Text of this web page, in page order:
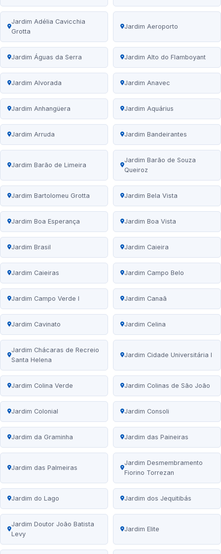
Jardim Adélia Cavicchia
Grotta
Jardim Aeroporto
Jardim Águas da Serra Jardim Alto do Flamboyant
Jardim Alvorada Jardim Anavec
Jardim Anhangüera Jardim Aquárius
Jardim Arruda Jardim Bandeirantes
Jardim Barão de Limeira
Jardim Barão de Souza
Queiroz
Jardim Bartolomeu Grotta Jardim Bela Vista
Jardim Boa Esperança Jardim Boa Vista
Jardim Brasil Jardim Caieira
Jardim Caieiras Jardim Campo Belo
Jardim Campo Verde I Jardim Canaã
Jardim Cavinato Jardim Celina
Jardim Chácaras de Recreio
Santa Helena
Jardim Cidade Universitária I
Jardim Colina Verde Jardim Colinas de São João
Jardim Colonial Jardim Consoli
Jardim da Graminha Jardim das Paineiras
Jardim das Palmeiras
Jardim Desmembramento
Fiorino Torrezan
Jardim do Lago Jardim dos Jequitibás
Jardim Doutor João Batista
Levy
Jardim Elite